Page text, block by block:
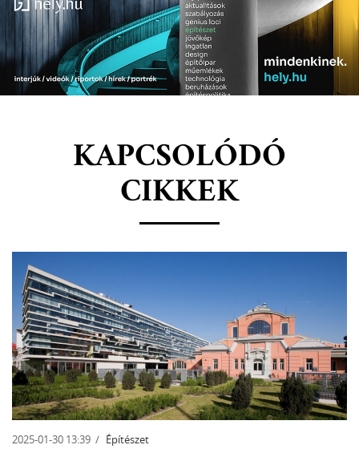
KAPCSOLÓDÓ
CIKKEK
2025-01-30 13:39 Építészet